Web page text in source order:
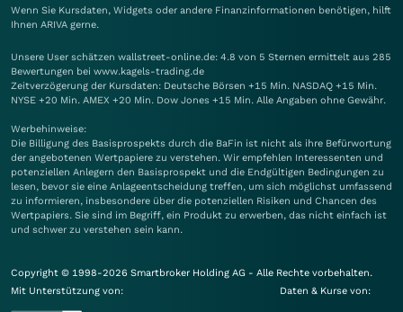
Wenn Sie Kursdaten, Widgets oder andere Finanzinformationen benötigen, hilft
Ihnen ARIVA gerne.
Unsere User schätzen wallstreet-online.de: 4.8 von 5 Sternen ermittelt aus 285
Bewertungen bei www.kagels-trading.de
Zeitverzögerung der Kursdaten: Deutsche Börsen +15 Min. NASDAQ +15 Min.
NYSE +20 Min. AMEX +20 Min. Dow Jones +15 Min. Alle Angaben ohne Gewähr.
Werbehinweise:
Die Billigung des Basisprospekts durch die BaFin ist nicht als ihre Befürwortung
der angebotenen Wertpapiere zu verstehen. Wir empfehlen Interessenten und
potenziellen Anlegern den Basisprospekt und die Endgültigen Bedingungen zu
lesen, bevor sie eine Anlageentscheidung treffen, um sich möglichst umfassend
zu informieren, insbesondere über die potenziellen Risiken und Chancen des
Wertpapiers. Sie sind im Begriff, ein Produkt zu erwerben, das nicht einfach ist
und schwer zu verstehen sein kann.
Copyright © 1998-2026 Smartbroker Holding AG - Alle Rechte vorbehalten.
Mit Unterstützung von:
Daten & Kurse von: